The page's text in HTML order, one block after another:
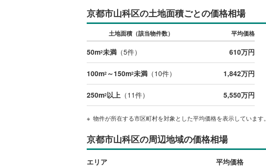
京都市山科区の土地面積ごとの価格相場
土地面積（該当物件数） 平均価格
50m2未満 （5件） 610万円
100m2 ～150m2未満 （10件） 1,842万円
250m2以上 （11件） 5,550万円
物件が所在する市区町村を対象とした平均価格を表示しています。
京都市山科区の周辺地域の価格相場
エリア 平均価格